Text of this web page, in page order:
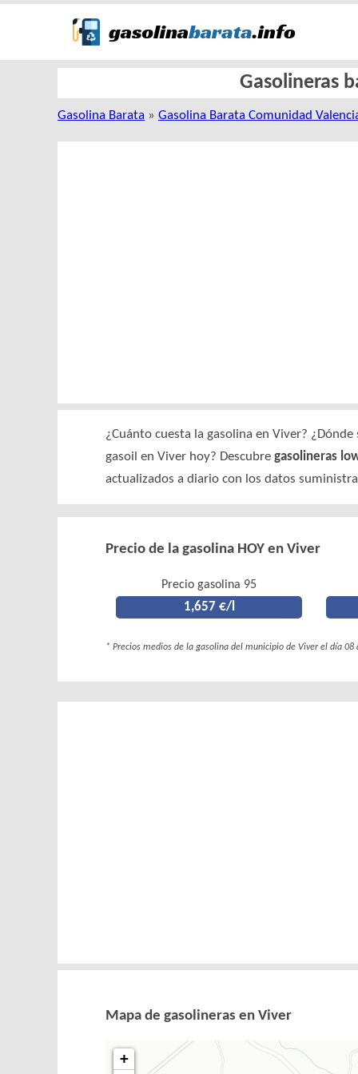
Gasolineras
Gasolina Barata » Gasolina Barata Comunidad
¿Cuánto cuesta la gasolina en Viver?
gasoil en Viver hoy? Descubre gasolineras
actualizados a diario con los datos
Precio de la gasolina HOY en Viver
Precio gasolina 95
1,657 €/l
* Precios medios de la gasolina del municipio de Viver el día 08
Mapa de gasolineras en Viver
+